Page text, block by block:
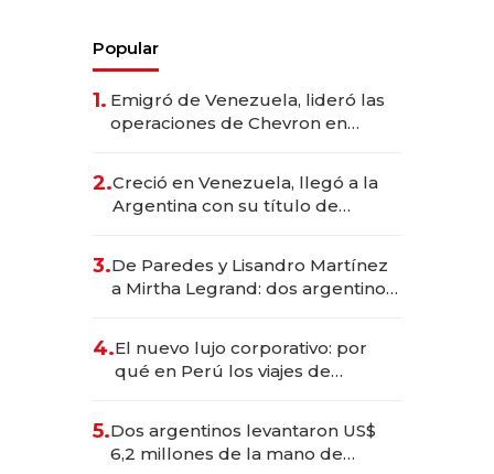
Popular
1. Emigró de Venezuela, lideró las
operaciones de Chevron en
2.Creció en Venezuela, llegó a la
Argentina con su título de
las marcas "fast premium"
3.De Paredes y Lisandro Martínez
a Mirtha Legrand: dos argentinos
4.El nuevo lujo corporativo: por
qué en Perú los viajes de
transformadoras
5.Dos argentinos levantaron US$
6,2 millones de la mano de